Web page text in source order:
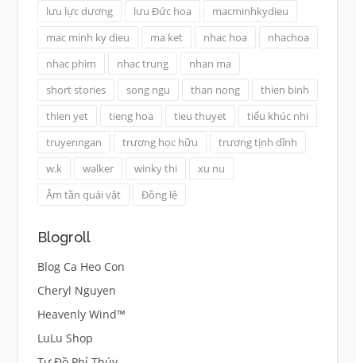
lưu lực dương
lưu Đức hoa
macminhkydieu
mac minh ky dieu
ma ket nhac hoa
nhachoa
nhac phim
nhac trung
nhan ma
short stories
song ngu than nong
thien binh
thien yet
tieng hoa tieu thuyet
tiểu khúc nhi
truyenngan
trương học hữu
trương tịnh dĩnh
w.k
walker winky thi
xu nu
Âm tần quái vật
Đồng lệ
Blogroll
Blog Ca Heo Con
Cheryl Nguyen
Heavenly Wind™
LuLu Shop